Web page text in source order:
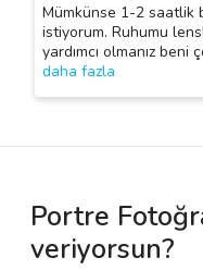
Mümkünse 1-2 saatlik
istiyorum. Ruhumu
yardımcı olmanız beni
daha fazla
Portre
veriyorsun?